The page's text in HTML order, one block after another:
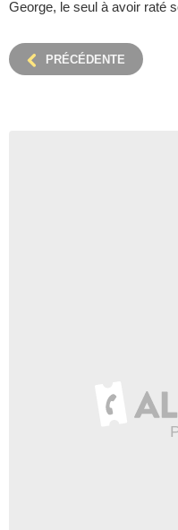
George, le seul à avoir raté
PRÉCÉDENTE